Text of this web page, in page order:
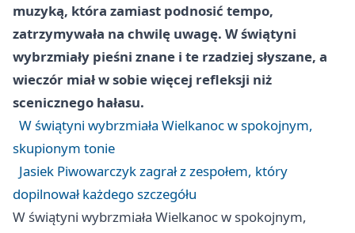
muzyką, która zamiast podnosić tempo,
zatrzymywała na chwilę uwagę. W świątyni
wybrzmiały pieśni znane i te rzadziej słyszane, a
wieczór miał w sobie więcej refleksji niż
scenicznego hałasu.
W świątyni wybrzmiała Wielkanoc w spokojnym,
skupionym tonie
Jasiek Piwowarczyk zagrał z zespołem, który
dopilnował każdego szczegółu
W świątyni wybrzmiała Wielkanoc w spokojnym,